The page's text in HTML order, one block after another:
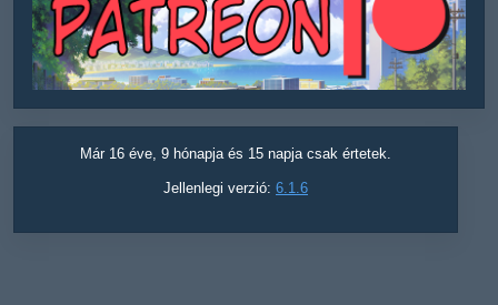
Már 16 éve, 9 hónapja és 15 napja csak értetek.
Jellenlegi verzió: 6.1.6